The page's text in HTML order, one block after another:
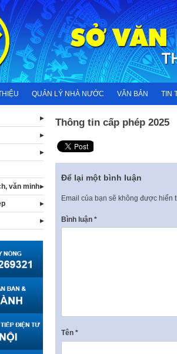
QUẢN LÝ NHÀ NƯỚC VĂN BẢN TIN
Thông tin cấp phép 2025
Để lại một bình luận
Email của bạn sẽ không được hiển
Bình luận *
Tên *
văn minh